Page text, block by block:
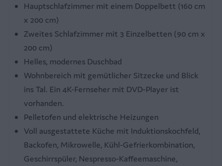
Schlafzimmer
2 Schlafzimmer
Doppelbett
Einzelbetten
Bettwäsche
Badezimmer
Eigene Sanitäranlagen
Dusche mit Waschbecken
Hauptschlafzimmer mit einem Doppelbett (160 cm
x 200 cm)
Zweites Schlafzimmer mit 3 Einzelbetten (90 cm x
200 cm)
Helles, modernes Duschbad
Wohnbereich mit gemütlicher Sitzecke und Blick
ins Tal. Ein 4K-Fernseher mit DVD-Player ist
vorhanden.
Pelletofen und elektrische Heizungen
Voll ausgestattete Küche mit Induktionskochfeld,
Backofen, Mikrowelle, Kühl-Gefrierkombination,
Geschirrspüler, Nespresso-Kaffeemaschine,